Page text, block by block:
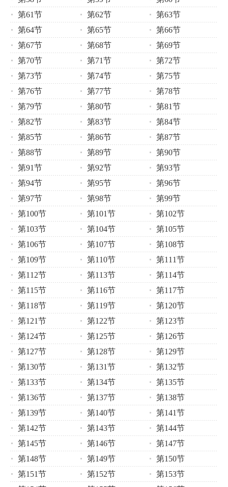
第61节
第62节
第63节
第64节
第65节
第66节
第67节
第68节
第69节
第70节
第71节
第72节
第73节
第74节
第75节
第76节
第77节
第78节
第79节
第80节
第81节
第82节
第83节
第84节
第85节
第86节
第87节
第88节
第89节
第90节
第91节
第92节
第93节
第94节
第95节
第96节
第97节
第98节
第99节
第100节
第101节
第102节
第103节
第104节
第105节
第106节
第107节
第108节
第109节
第110节
第111节
第112节
第113节
第114节
第115节
第116节
第117节
第118节
第119节
第120节
第121节
第122节
第123节
第124节
第125节
第126节
第127节
第128节
第129节
第130节
第131节
第132节
第133节
第134节
第135节
第136节
第137节
第138节
第139节
第140节
第141节
第142节
第143节
第144节
第145节
第146节
第147节
第148节
第149节
第150节
第151节
第152节
第153节